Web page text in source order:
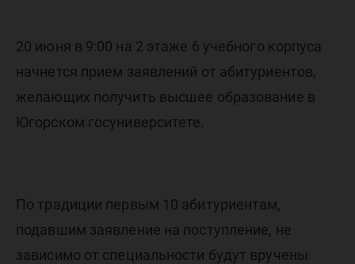
20 июня в 9:00 на 2 этаже 6 учебного корпуса
начнется прием заявлений от абитуриентов,
желающих получить высшее образование в
Югорском госуниверситете.
По традиции первым 10 абитуриентам,
подавшим заявление на поступление, не
зависимо от специальности будут вручены